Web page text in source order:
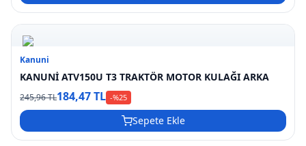
Kanuni
KANUNİ ATV150U T3 TRAKTÖR MOTOR KULAĞI ARKA
245,96 TL184,47 TL -%25
Sepete Ekle